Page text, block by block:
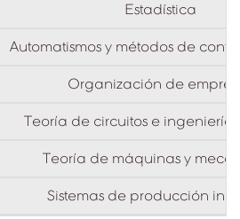
Estadística
Automatismos y métodos de
Organización de
Teoría de circuitos e ingeniería
Teoría de máquinas y
Sistemas de producción